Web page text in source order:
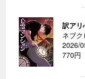
訳ア
ネブ
2026/
770円